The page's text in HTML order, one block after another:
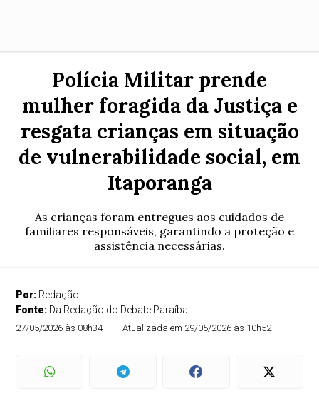
Polícia Militar prende
mulher foragida da Justiça e
resgata crianças em situação
de vulnerabilidade social, em
Itaporanga
As crianças foram entregues aos cuidados de
familiares responsáveis, garantindo a proteção e
assistência necessárias.
Por: Redação
Fonte: Da Redação do Debate Paraíba
27/05/2026 às 08h34 Atualizada em 29/05/2026 às 10h52